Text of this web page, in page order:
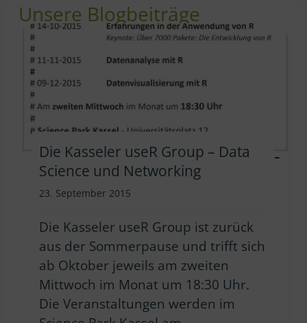
Unsere Blogbeiträge
Die Kasseler useR Group – Data
Science und Networking
23. September 2015
Die Kasseler useR Group ist zurück
aus der Sommerpause und trifft sich
ab Oktober jeweils am zweiten
Mittwoch im Monat um 18:30 Uhr.
Die Veranstaltungen werden im